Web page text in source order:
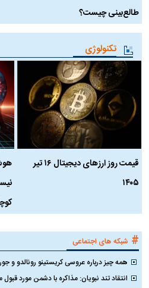
طالع‌بینی چیست؟
تکنولوژی
قیمت روز ارز‌های دیجیتال ۱۶ تیر
۱۴۰۵
# شبکه های اجتماعی
همه چیز درباره عروسی کریستینو رونالدو و
انتقاد تند نبویان: مذاکره با دشمن مورد